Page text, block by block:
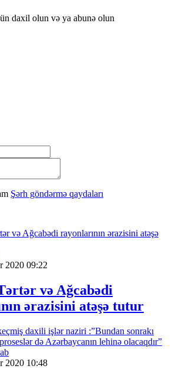
daxil olun və ya abunə olun
Şərh göndərmə qaydaları
2020 09:22
və Ağcabədi
ərazisini atəşə tutur
2020 10:48